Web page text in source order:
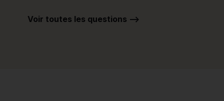
Voir toutes les questions -->